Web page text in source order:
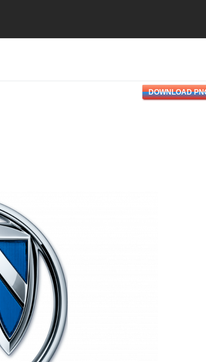
DOWNLOAD